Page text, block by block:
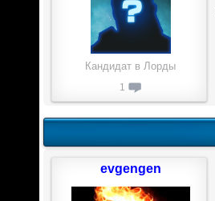
Кандидат в Лорды
1
evgengen